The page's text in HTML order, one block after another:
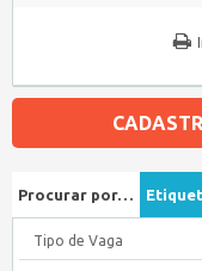
Procurar por…
Tipo de Vaga